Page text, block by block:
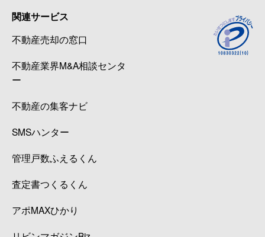
関連サービス
不動産売却の窓口
不動産業界M&A相談センタ
ー
不動産の集客ナビ
SMSハンター
管理戸数ふえるくん
査定書つくるくん
アポMAXひかり